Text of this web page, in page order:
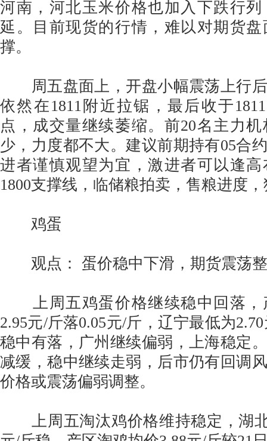
河南，河北玉米价格也加入下跌行
延。目前现货的行情，难以对期货
撑。
周五盘面上，开盘小幅震荡上行后
依然在1811附近拉锯，最后收于
点，成交量继续萎缩。前20名主力
少，力度都不大。建议前期持有05合
进者谨慎观望为宜，激进者可以逢
1800支撑线，临储粮拍卖，售粮进度
鸡蛋
观点： 蛋价稳中下滑，期货震荡
上周五鸡蛋价格继续稳中回落，
2.95元/斤落0.05元/斤，辽宁最低为
稳中有落，广州继续偏弱，上海稳定
减缓，稳中继续走弱，后市仍有回调
价格或震荡偏弱调整。
上周五淘汰鸡价格维持稳定，湖北